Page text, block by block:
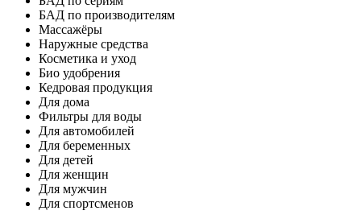
БАД по производителям
Массажёры
Наружные средства
Косметика и уход
Био удобрения
Кедровая продукция
Для дома
Фильтры для воды
Для автомобилей
Для беременных
Для детей
Для женщин
Для мужчин
Для спортсменов